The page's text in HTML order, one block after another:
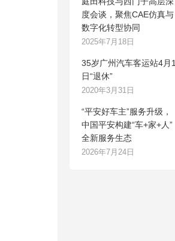
度会谈，聚焦CAE仿真与
数字化转型协同
2025年7月18日
35岁广州汽车客运站4月1
日“退休”
2020年3月31日
“平安好车主”服务升级，
中国平安构建“车+家+人”
全新服务生态
2026年7月24日